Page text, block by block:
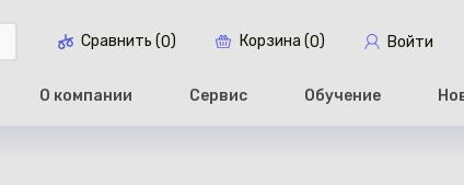
Сравнить (0) Корзина (0) Войти
О компании Сервис Обучение